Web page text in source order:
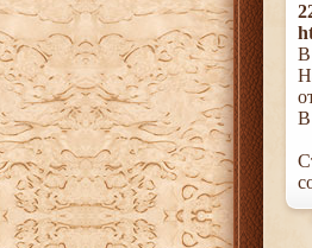
В
В